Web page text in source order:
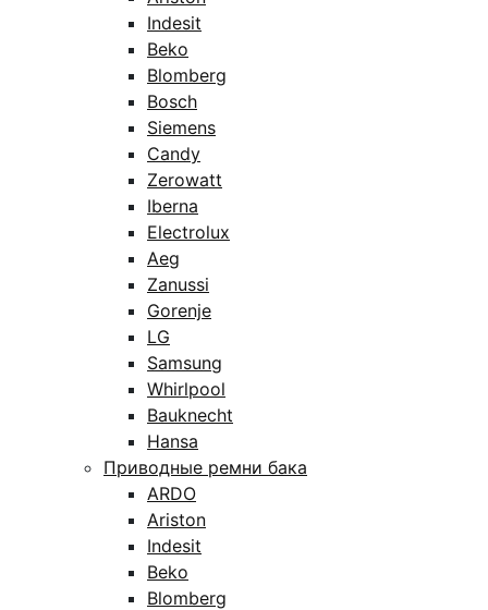
Indesit
Beko
Blomberg
Bosch
Siemens
Candy
Zerowatt
Iberna
Electrolux
Aeg
Zanussi
Gorenje
LG
Samsung
Whirlpool
Bauknecht
Hansa
Приводные ремни бака
ARDO
Ariston
Indesit
Beko
Blomberg